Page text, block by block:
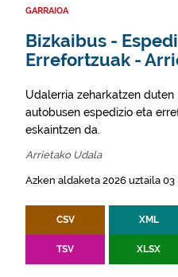
GARRAIOA
Bizkaibus -
Errefortzuak -
Udalerria zeharkatzen duten
autobusen espedizio eta
eskaintzen da.
Arrietako Udala
Azken aldaketa 2026 uztaila 03
CSV XML
TSV XLSX